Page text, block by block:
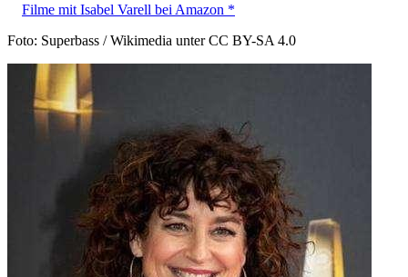
Filme mit Isabel Varell bei Amazon *
Foto: Superbass / Wikimedia unter CC BY-SA 4.0